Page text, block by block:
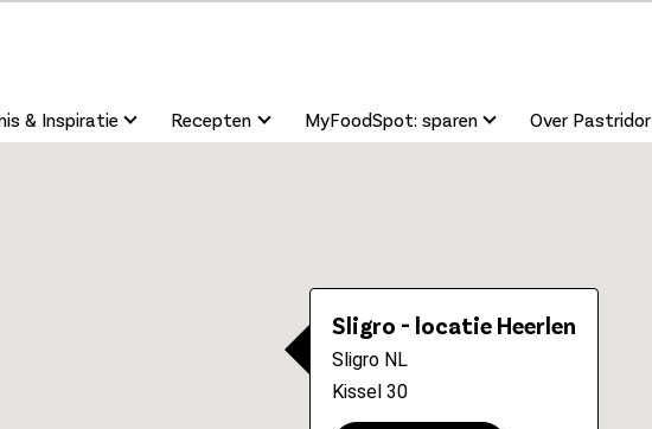
& Inspiratie Recepten MyFoodSpot: sparen Over Pastridor
Sligro - locatie Heerlen
Sligro NL
Kissel 30